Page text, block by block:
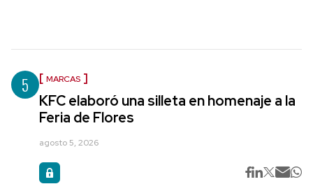
5 MARCAS
KFC elaboró una silleta en homenaje a la
Feria de Flores
agosto 5, 2026